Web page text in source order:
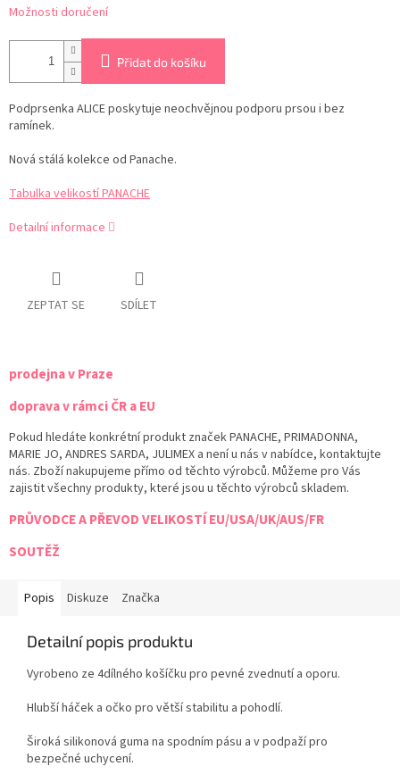
Možnosti doručení
Přidat do košíku
Podprsenka ALICE poskytuje neochvějnou podporu prsou i bez
ramínek.
Nová stálá kolekce od Panache.
Tabulka velikostí PANACHE
Detailní informace
ZEPTAT SE SDÍLET
prodejna v Praze
doprava v rámci ČR a EU
Pokud hledáte konkrétní produkt značek PANACHE, PRIMADONNA,
MARIE JO, ANDRES SARDA, JULIMEX a není u nás v nabídce, kontaktujte
nás. Zboží nakupujeme přímo od těchto výrobců. Můžeme pro Vás
zajistit všechny produkty, které jsou u těchto výrobců skladem.
PRŮVODCE A PŘEVOD VELIKOSTÍ EU/USA/UK/AUS/FR
SOUTĚŽ
Popis Diskuze Značka
Detailní popis produktu
Vyrobeno ze 4dílného košíčku pro pevné zvednutí a oporu.
Hlubší háček a očko pro větší stabilitu a pohodlí.
Široká silikonová guma na spodním pásu a v podpaží pro
bezpečné uchycení.